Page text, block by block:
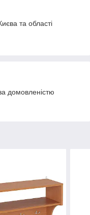
та області
домовленістю